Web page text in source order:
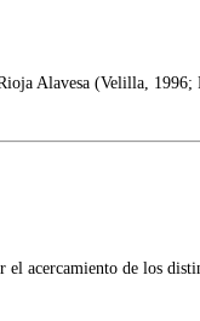
Alavesa (Velilla, 1996;
acercamiento de los